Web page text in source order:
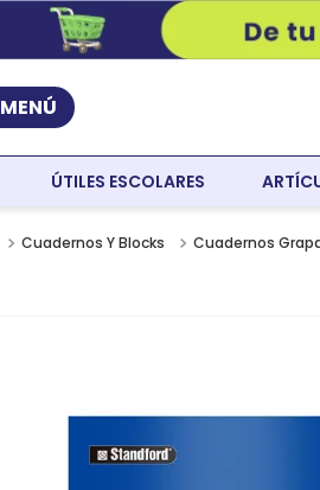
MENÚ
ÚTILES ESCOLARES
Cuadernos Y Blocks Cuadernos